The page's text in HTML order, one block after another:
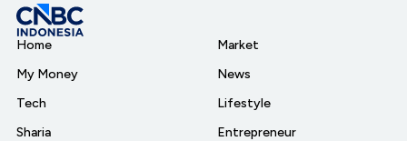
Home
My Money
Tech
Sharia
Market
News
Lifestyle
Entrepreneur